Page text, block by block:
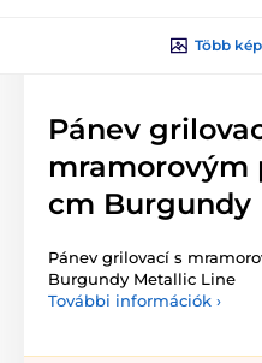
Több
Pánev
mramorovým
cm Burgundy
Pánev grilovací s
Burgundy Metallic Line
További információk ›